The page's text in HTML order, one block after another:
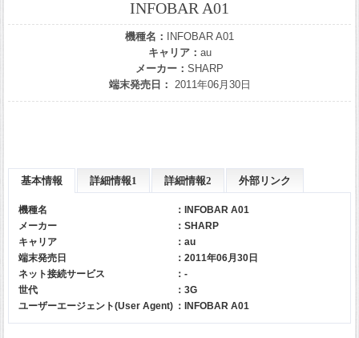
INFOBAR A01
機種名：
INFOBAR A01
キャリア： au
メーカー： SHARP
端末発売日： 2011年06月30日
基本情報 詳細情報1 詳細情報2 外部リンク
機種名
：INFOBAR A01
メーカー
： SHARP
キャリア
： au
端末発売日
：2011年06月30日
ネット接続サービス
：-
世代
：3G
ユーザーエージェント(User Agent) ：INFOBAR A01